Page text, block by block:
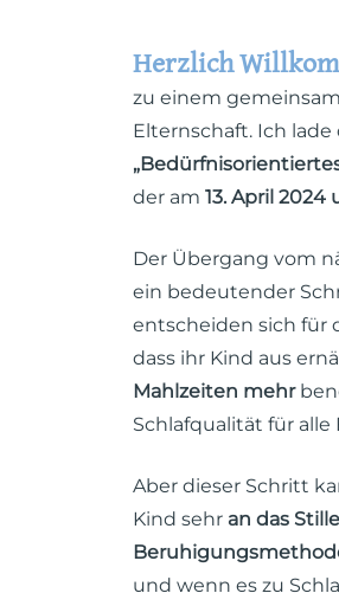
Herzlich
zu einem
Elternschaft. Ich
der am 13. April 2024
Der Übergang vom
ein bedeutender
entscheiden sich für
dass ihr Kind aus
Mahlzeiten mehr
Schlafqualität für
Aber dieser Schritt
Kind sehr an das
und wenn es zu